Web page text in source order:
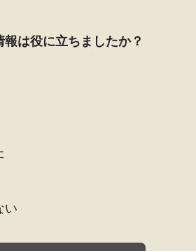
報は役に立ちましたか？
い